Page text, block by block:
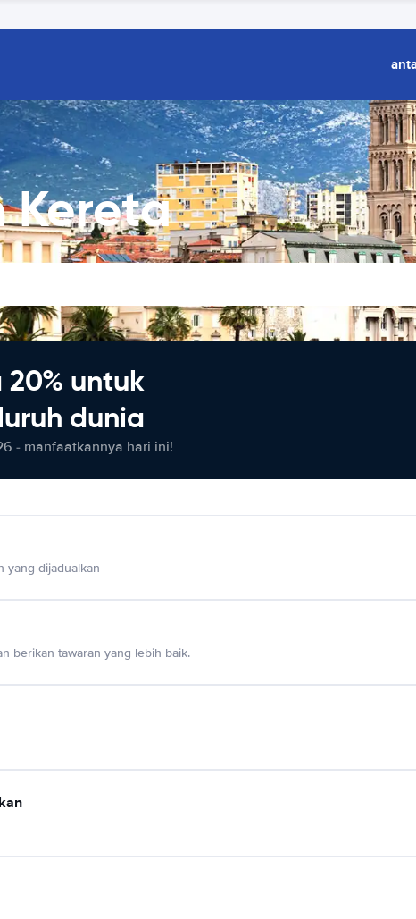
Kereta
untuk
dunia
- manfaatkannya hari ini!
yang dijadualkan
berikan tawaran yang lebih baik.